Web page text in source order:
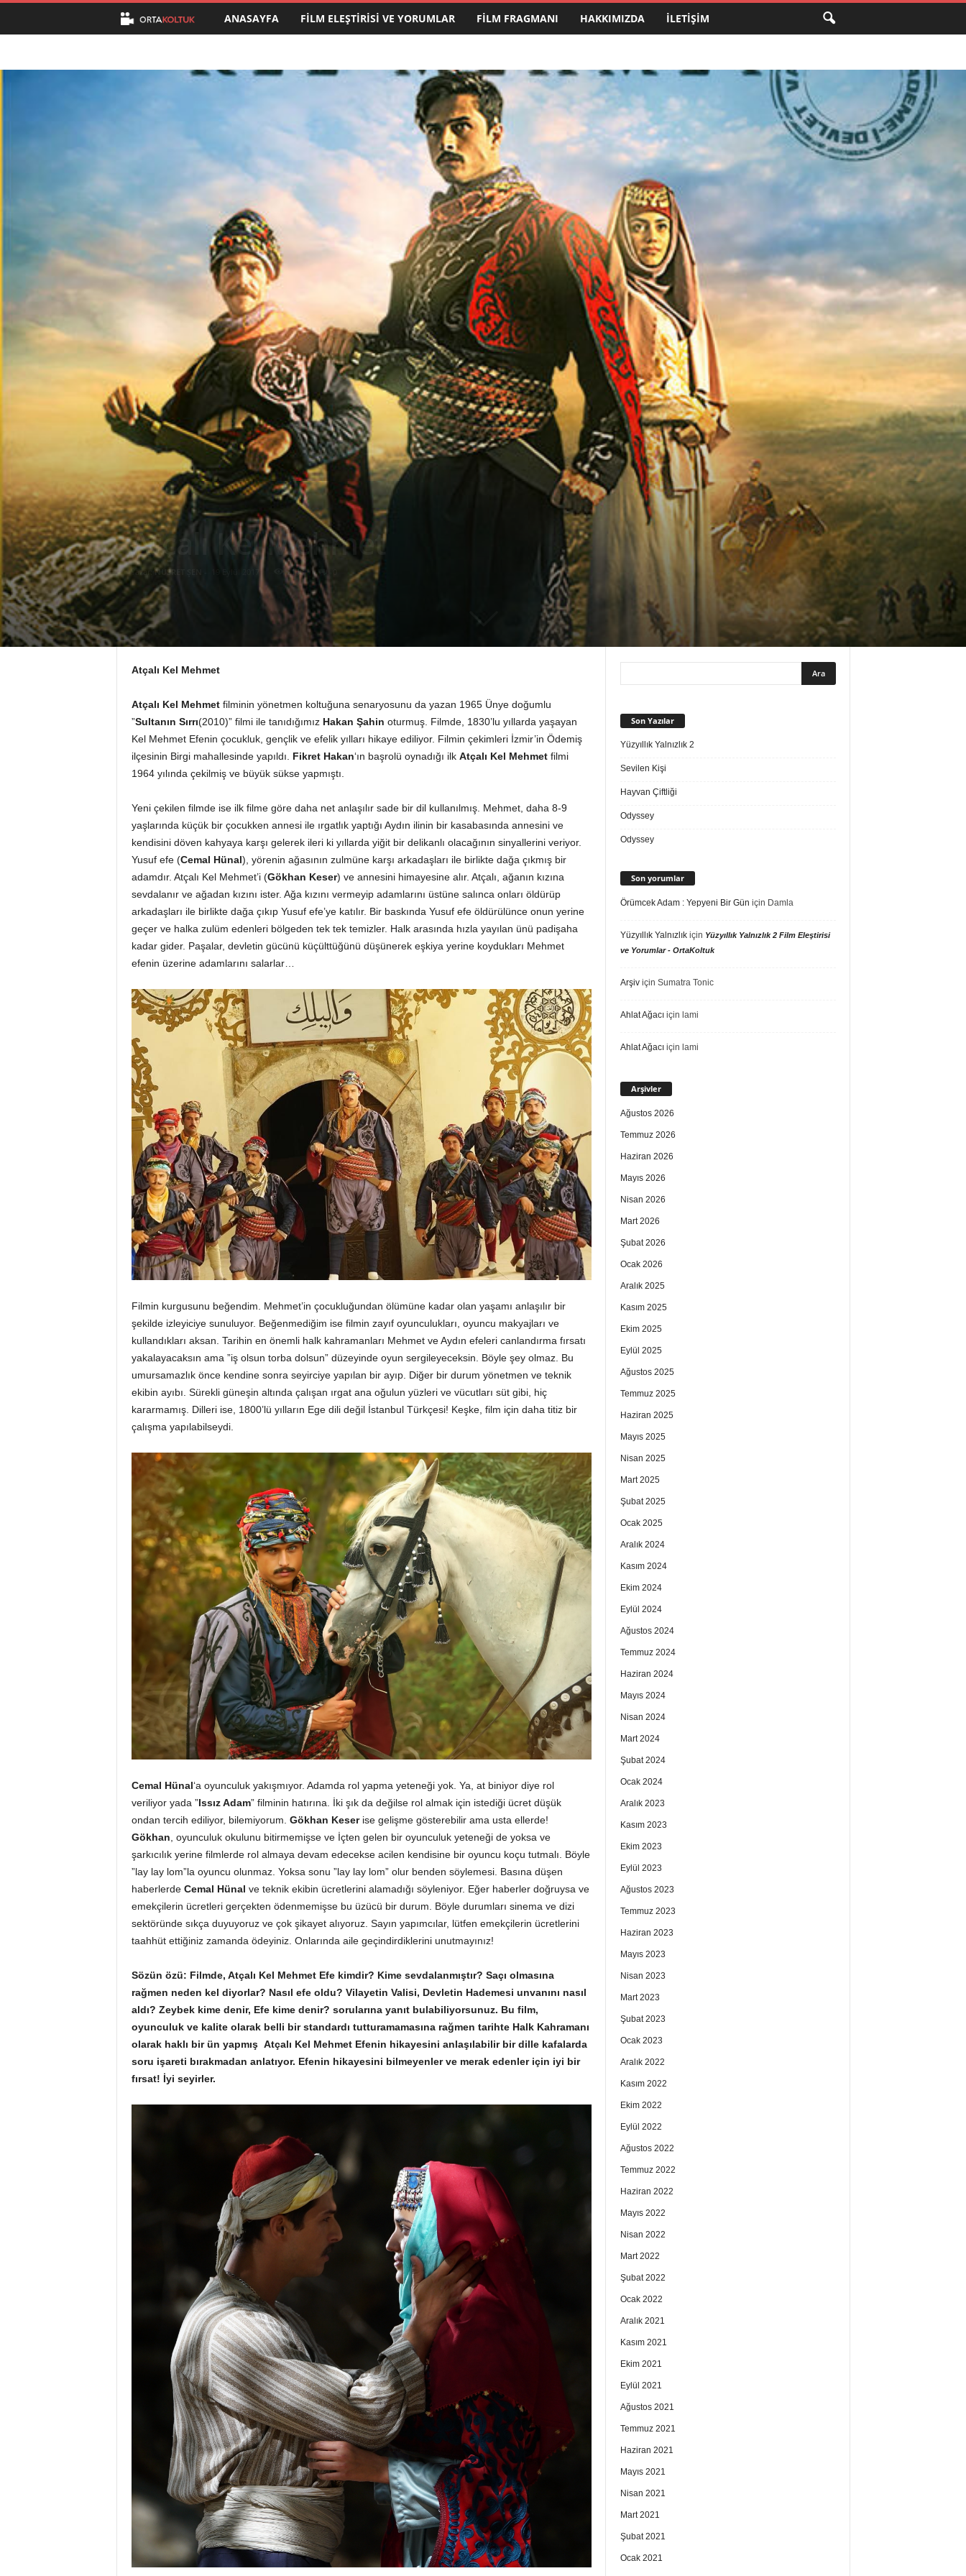
t
u
ANASAYFA FILM ELEŞTIRISI VE YORUMLAR FILM FRAGMANI HAKKIMIZDA İLETIŞIM
Atçalı Kel Mehmet
Yazar: NUSRET ŞEN 2148
Atçalı Kel Mehmet
Atçalı Kel Mehmetfilminin yönetmen koltuğuna senaryosunu da yazan 1965 Ünye doğumlu
”Sultanın Sırrı(2010)” filmi ile tanıdığımız Hakan Şahin oturmuş. Filmde, 1830’lu yıllarda yaşayan
Kel Mehmet Efenin çocukluk, gençlik ve efelik yılları hikaye ediliyor. Filmin çekimleri İzmir’in Ödemiş
ilçesinin Birgi mahallesinde yapıldı. Fikret Hakan‘ın başrolü oynadığı ilk Atçalı Kel Mehmetfilmi
1964 yılında çekilmiş ve büyük sükse yapmıştı.
Yeni çekilen filmde ise ilk filme göre daha net anlaşılır sade bir dil kullanılmış. Mehmet, daha 8-9
yaşlarında küçük bir çocukken annesi ile ırgatlık yaptığı Aydın ilinin bir kasabasında annesini ve
kendisini döven kahyaya karşı gelerek ileri ki yıllarda yiğit bir delikanlı olacağının sinyallerini veriyor.
Yusuf efe (Cemal Hünal), yörenin ağasının zulmüne karşı arkadaşları ile birlikte dağa çıkmış bir
adamdır. Atçalı Kel Mehmet’i (Gökhan Keser) ve annesini himayesine alır. Atçalı, ağanın kızına
sevdalanır ve ağadan kızını ister. Ağa kızını vermeyip adamlarını üstüne salınca onları öldürüp
arkadaşları ile birlikte dağa çıkıp Yusuf efe’ye katılır. Bir baskında Yusuf efe öldürülünce onun yerine
geçer ve halka zulüm edenleri bölgeden tek tek temizler. Halk arasında hızla yayılan ünü padişaha
kadar gider. Paşalar, devletin gücünü küçülttüğünü düşünerek eşkiya yerine koydukları Mehmet
efenin üzerine adamlarını salarlar…
Filmin kurgusunu beğendim. Mehmet’in çocukluğundan ölümüne kadar olan yaşamı anlaşılır bir
şekilde izleyiciye sunuluyor. Beğenmediğim ise filmin zayıf oyunculukları, oyuncu makyajları ve
kullandıkları aksan. Tarihin en önemli halk kahramanları Mehmet ve Aydın efeleri canlandırma fırsatı
yakalayacaksın ama ”iş olsun torba dolsun” düzeyinde oyun sergileyeceksin. Böyle şey olmaz. Bu
umursamazlık önce kendine sonra seyirciye yapılan bir ayıp. Diğer bir durum yönetmen ve teknik
ekibin ayıbı. Sürekli güneşin altında çalışan ırgat ana oğulun yüzleri ve vücutları süt gibi, hiç
kararmamış. Dilleri ise, 1800’lü yılların Ege dili değil İstanbul Türkçesi! Keşke, film için daha titiz bir
çalışma yapılabilseydi.
Cemal Hünal‘a oyunculuk yakışmıyor. Adamda rol yapma yeteneği yok. Ya, at biniyor diye rol
veriliyor yada ”Issız Adam” filminin hatırına. İki şık da değilse rol almak için istediği ücret düşük
ondan tercih ediliyor, bilemiyorum. Gökhan Keserise gelişme gösterebilir ama usta ellerde!
Gökhan , oyunculuk okulunu bitirmemişse ve İçten gelen bir oyunculuk yeteneği de yoksa ve
şarkıcılık yerine filmlerde rol almaya devam edecekse acilen kendisine bir oyuncu koçu tutmalı. Böyle
”lay lay lom”la oyuncu olunmaz. Yoksa sonu ”lay lay lom” olur benden söylemesi. Basına düşen
haberlerde Cemal Hünal ve teknik ekibin ücretlerini alamadığı söyleniyor. Eğer haberler doğruysa ve
emekçilerin ücretleri gerçekten ödenmemişse bu üzücü bir durum. Böyle durumları sinema ve dizi
sektöründe sıkça duyuyoruz ve çok şikayet alıyoruz. Sayın yapımcılar, lütfen emekçilerin ücretlerini
taahhüt ettiğiniz zamanda ödeyiniz. Onlarında aile geçindirdiklerini unutmayınız!
Sözün özü: Filmde, Atçalı Kel Mehmet Efe kimdir? Kime sevdalanmıştır? Saçı olmasına
rağmen neden kel diyorlar? Nasıl efe oldu? Vilayetin Valisi, Devletin Hademesi unvanını nasıl
aldı? Zeybek kime denir, Efe kime denir? sorularına yanıt bulabiliyorsunuz. Bu film,
oyunculuk ve kalite olarak belli bir standardı tutturamamasına rağmen tarihte Halk Kahramanı
olarak haklı bir ün yapmış Atçalı Kel Mehmet Efenin hikayesini anlaşılabilir bir dille kafalarda
soru işareti bırakmadan anlatıyor. Efenin hikayesini bilmeyenler ve merak edenler için iyi bir
fırsat! İyi seyirler.
Son Yazılar
Yüzyıllık Yalnızlık 2
Sevilen Kişi
Hayvan Çiftliği
Odyssey
Odyssey
Son yorumlar
Örümcek Adam : Yepyeni Bir Gün için Damla
Yüzyıllık Yalnızlıkiçin Yüzyıllık Yalnızlık 2 Film Eleştirisi
ve Yorumlar - OrtaKoltuk
Arşiviçin Sumatra Tonic
Ahlat Ağacıiçin lami
Ahlat Ağacıiçin lami
Arşivler
Ağustos 2026
Temmuz 2026
Haziran 2026
Mayıs 2026
Nisan 2026
Mart 2026
Şubat 2026
Ocak 2026
Aralık 2025
Kasım 2025
Ekim 2025
Eylül 2025
Ağustos 2025
Temmuz 2025
Haziran 2025
Mayıs 2025
Nisan 2025
Mart 2025
Şubat 2025
Ocak 2025
Aralık 2024
Kasım 2024
Ekim 2024
Eylül 2024
Ağustos 2024
Temmuz 2024
Haziran 2024
Mayıs 2024
Nisan 2024
Mart 2024
Şubat 2024
Ocak 2024
Aralık 2023
Kasım 2023
Ekim 2023
Eylül 2023
Ağustos 2023
Temmuz 2023
Haziran 2023
Mayıs 2023
Nisan 2023
Mart 2023
Şubat 2023
Ocak 2023
Aralık 2022
Kasım 2022
Ekim 2022
Eylül 2022
Ağustos 2022
Temmuz 2022
Haziran 2022
Mayıs 2022
Nisan 2022
Mart 2022
Şubat 2022
Ocak 2022
Aralık 2021
Kasım 2021
Ekim 2021
Eylül 2021
Ağustos 2021
Temmuz 2021
Haziran 2021
Mayıs 2021
Nisan 2021
Mart 2021
Şubat 2021
Ocak 2021